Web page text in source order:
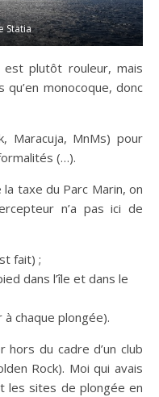
Statia
est plutôt rouleur, mais
monocoque, donc
Maracuja, MnMs) pour
(…).
taxe du Parc Marin, on
n’a pas ici de
fait) ;
dans l’île et dans le
chaque plongée).
du cadre d’un club
Rock). Moi qui avais
les sites de plongée en